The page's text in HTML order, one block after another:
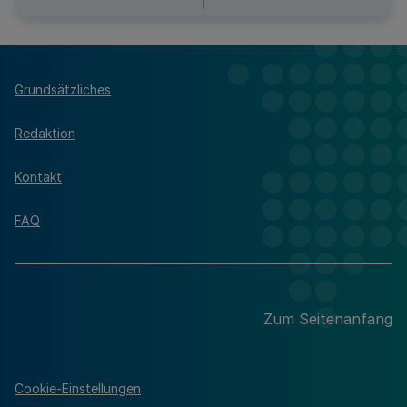
Grundsätzliches
Redaktion
Kontakt
FAQ
Zum Seitenanfang
Cookie-Einstellungen